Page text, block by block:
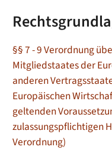
§§ 7 - 9 Verordnung
Mitgliedstaates der
anderen
Europäischen
geltenden
zulassungspflichtigen
Verordnung)